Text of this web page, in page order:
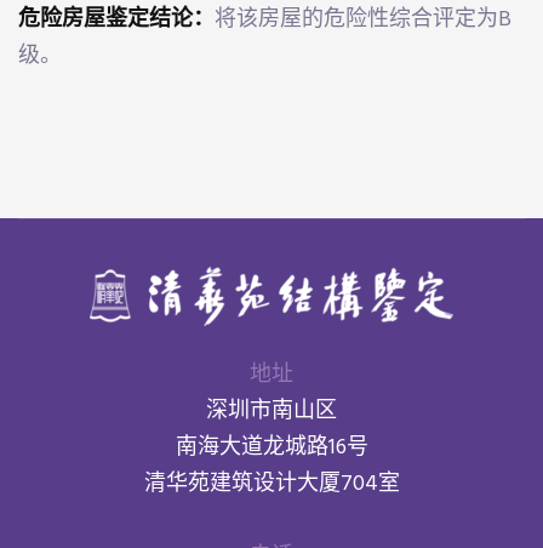
危险房屋鉴定结论： 将该房屋的危险性综合评定为B
级。
地址
深圳市南山区
南海大道龙城路16号
清华苑建筑设计大厦704室